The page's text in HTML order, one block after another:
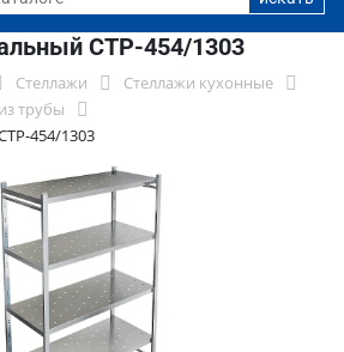
СТР-454/1303
Стеллажи
Стеллажи кухонные
трубы
454/1303